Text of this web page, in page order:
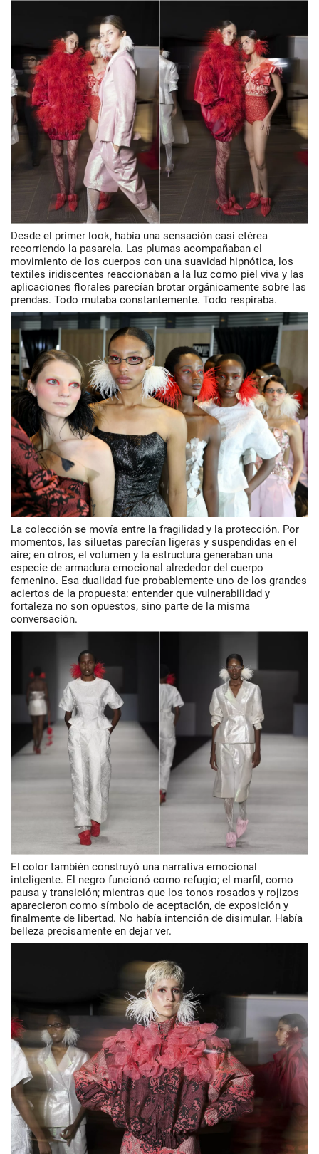
Desde el primer look, había una sensación casi etérea
recorriendo la pasarela. Las plumas acompañaban el
movimiento de los cuerpos con una suavidad hipnótica, los
textiles iridiscentes reaccionaban a la luz como piel viva y las
aplicaciones florales parecían brotar orgánicamente sobre las
prendas. Todo mutaba constantemente. Todo respiraba.
La colección se movía entre la fragilidad y la protección. Por
momentos, las siluetas parecían ligeras y suspendidas en el
aire; en otros, el volumen y la estructura generaban una
especie de armadura emocional alrededor del cuerpo
femenino. Esa dualidad fue probablemente uno de los grandes
aciertos de la propuesta: entender que vulnerabilidad y
fortaleza no son opuestos, sino parte de la misma
conversación.
El color también construyó una narrativa emocional
inteligente. El negro funcionó como refugio; el marfil, como
pausa y transición; mientras que los tonos rosados y rojizos
aparecieron como símbolo de aceptación, de exposición y
finalmente de libertad. No había intención de disimular. Había
belleza precisamente en dejar ver.